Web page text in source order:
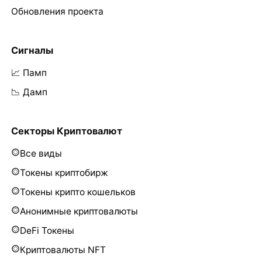
Обновления проекта
Сигналы
📈 Памп
📉 Дамп
Секторы Криптовалют
Все виды
Токены криптобирж
Токены крипто кошельков
Анонимные криптовалюты
DeFi Токены
Криптовалюты NFT